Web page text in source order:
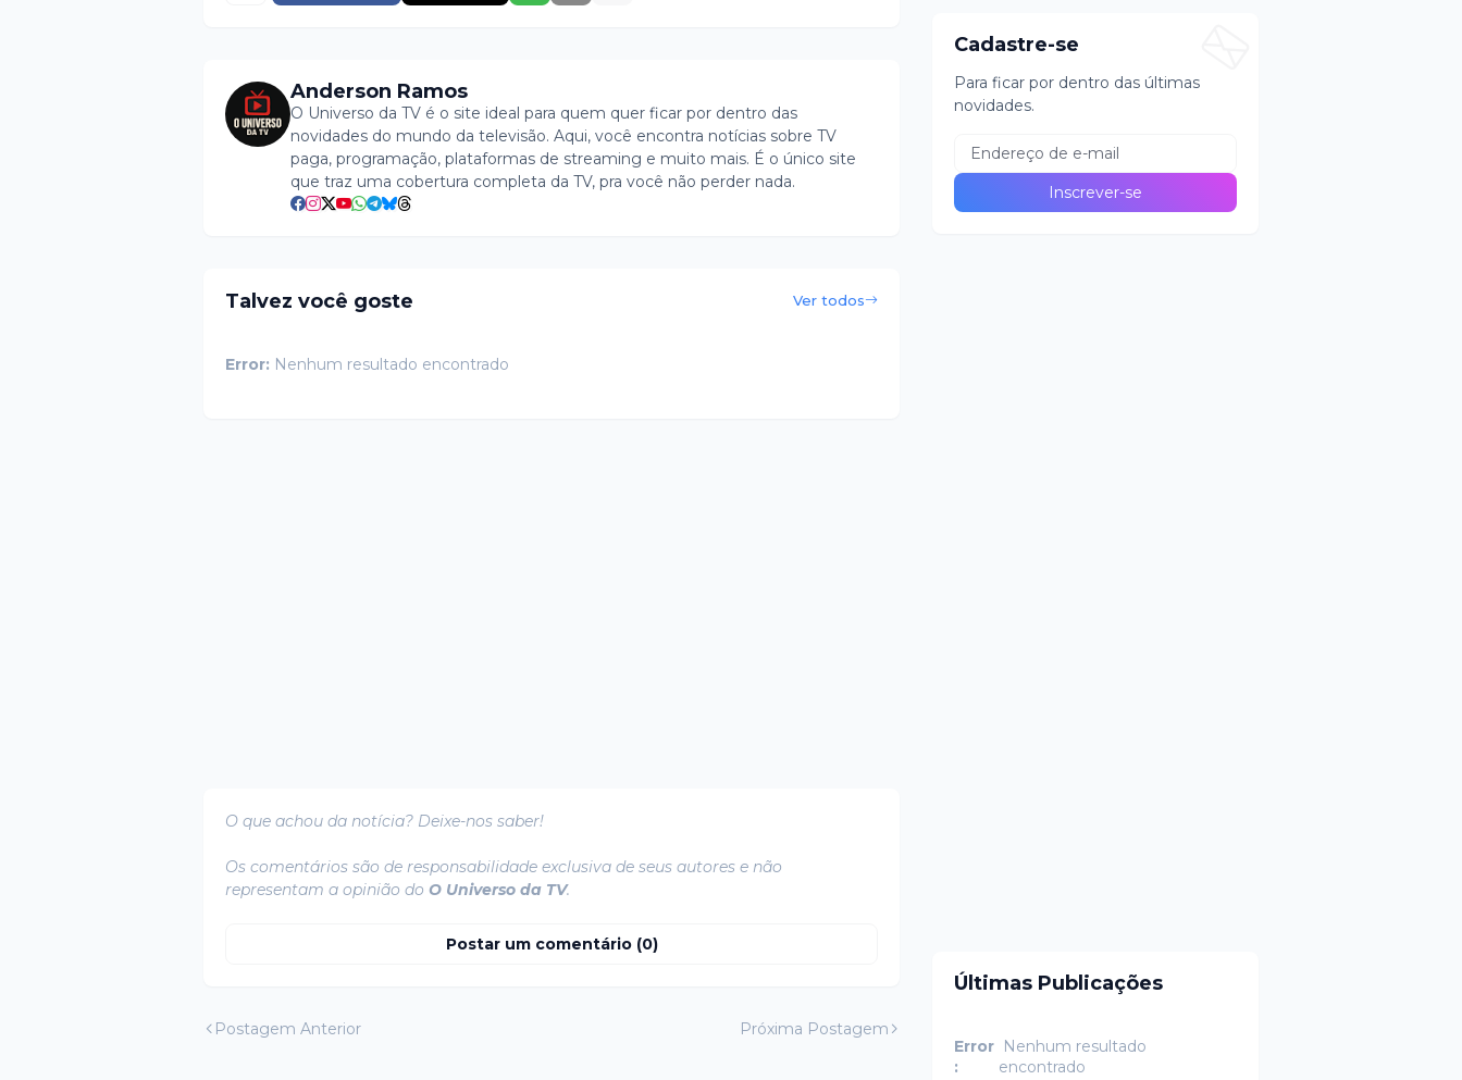
Anderson Ramos
O Universo da TV é o site ideal para quem quer ficar por dentro das
novidades do mundo da televisão. Aqui, você encontra notícias sobre TV
paga, programação, plataformas de streaming e muito mais. É o único site
que traz uma cobertura completa da TV, pra você não perder nada.
Talvez você goste Ver todos
Error: Nenhum resultado encontrado
O que achou da notícia? Deixe-nos saber!
Os comentários são de responsabilidade exclusiva de seus autores e não
representam a opinião do O Universo da TV.
Postar um comentário (0)
Postagem Anterior Próxima Postagem
Cadastre-se
Para ficar por dentro das últimas
novidades.
Últimas Publicações
Error
:
Nenhum resultado
encontrado